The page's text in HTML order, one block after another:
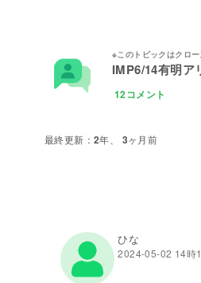
IMP6/14有明ア
12コメント
2年、 3ヶ月前
ひな
2024-05-02 14時